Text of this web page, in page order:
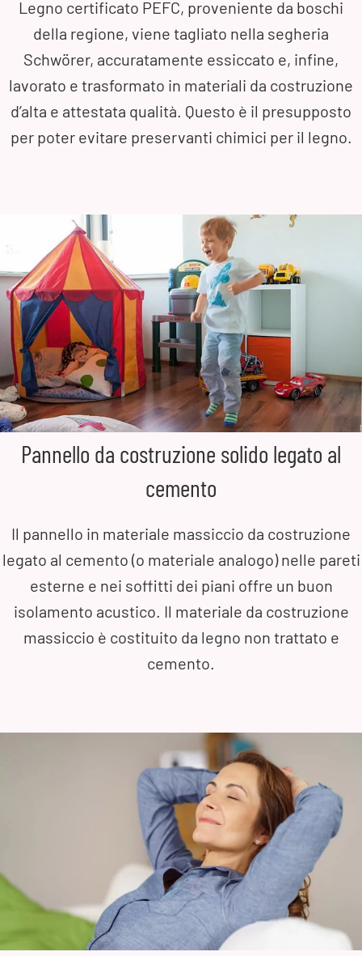
Legno certificato PEFC, proveniente da boschi
della regione, viene tagliato nella segheria
Schwörer, accuratamente essiccato e, infine,
lavorato e trasformato in materiali da costruzione
d’alta e attestata qualità. Questo è il presupposto
per poter evitare preservanti chimici per il legno.
Pannello da costruzione solido legato al
cemento
Il pannello in materiale massiccio da costruzione
legato al cemento (o materiale analogo) nelle pareti
esterne e nei soffitti dei piani offre un buon
isolamento acustico. Il materiale da costruzione
massiccio è costituito da legno non trattato e
cemento.